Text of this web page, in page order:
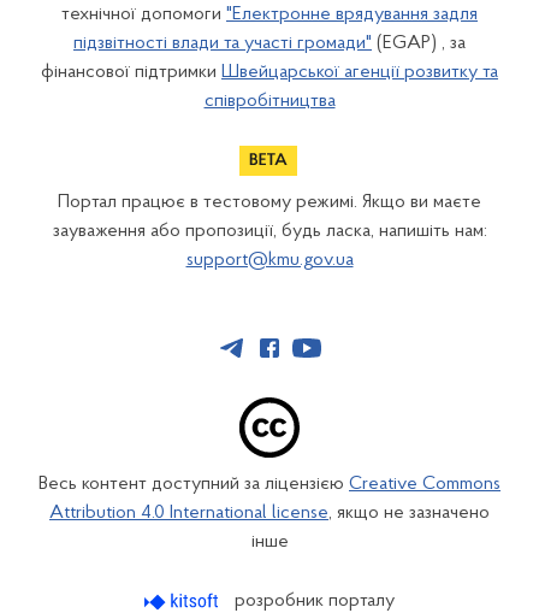
технічної допомоги "Електронне врядування задля
підзвітності влади та участі громади" (EGAP) , за
фінансової підтримки Швейцарської агенції розвитку та
співробітництва
Портал працює в тестовому режимі. Якщо ви маєте
зауваження або пропозиції, будь ласка, напишіть нам:
support@kmu.gov.ua
Весь контент доступний за ліцензією Creative Commons
Attribution 4.0 International license, якщо не зазначено
інше
розробник порталу